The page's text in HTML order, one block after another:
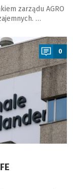
zarządu AGRO
…
0